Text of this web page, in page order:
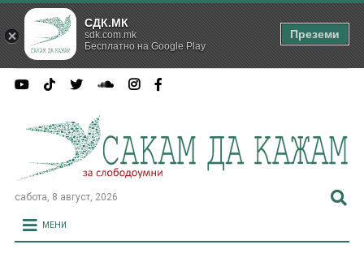
сабота, 8 август, 2026
МЕНИ
СДК.МК
sdk.com.mk
Бесплатно на Google Play
Преземи